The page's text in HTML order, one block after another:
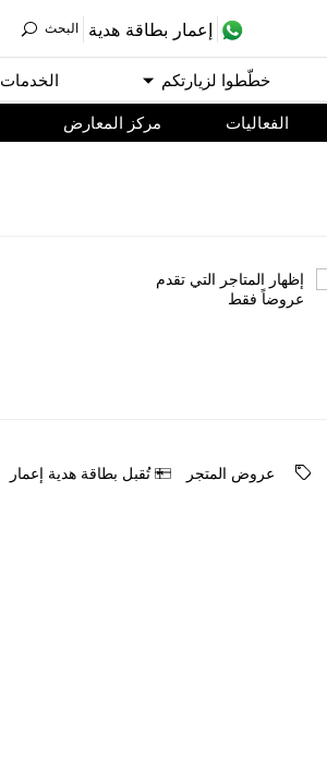
ﺇﻋﻤﺎﺭ ﺑﻄﺎﻗﺔ ﻫﺪﻳﺔ اﻟﺒﺤﺚ
ﺧﻄّﻄﻮا ﻟﺰﻳﺎﺭﺗﻜﻢ اﻟﺨﺪﻣﺎﺕ
اﻟﻔﻌﺎﻟﻴﺎﺕ مركز المعارض
ﺇﻇﻬﺎﺭ اﻟﻤﺘﺎﺟﺮ اﻟﺘﻲ ﺗﻘﺪﻡ
ﻋﺮﻭﺿﺎً ﻓﻘﻂ
ﻋﺮﻭﺽ اﻟﻤﺘﺠﺮ ﺗُﻘﺒﻞ ﺑﻄﺎﻗﺔ ﻫﺪﻳﺔ ﺇﻋﻤﺎﺭ